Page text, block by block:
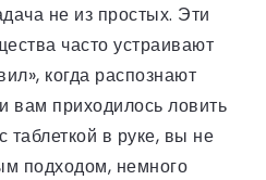
не из простых. Эти
часто устраивают
когда распознают
вам приходилось ловить
таблеткой в руке, вы не
подходом, немного